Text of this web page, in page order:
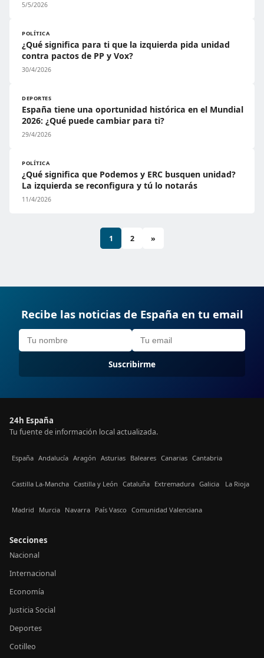
5/5/2026
POLÍTICA
¿Qué significa para ti que la izquierda pida unidad
contra pactos de PP y Vox?
30/4/2026
DEPORTES
España tiene una oportunidad histórica en el Mundial
2026: ¿Qué puede cambiar para ti?
29/4/2026
POLÍTICA
¿Qué significa que Podemos y ERC busquen unidad?
La izquierda se reconfigura y tú lo notarás
11/4/2026
1 2 »
Recibe las noticias de España en tu email
Suscribirme
24h España
Tu fuente de información local actualizada.
España Andalucía Aragón Asturias Baleares Canarias Cantabria
Castilla La-Mancha Castilla y León Cataluña Extremadura Galicia La Rioja
Madrid Murcia Navarra País Vasco Comunidad Valenciana
Secciones
Nacional
Internacional
Economía
Justicia Social
Deportes
Cotilleo